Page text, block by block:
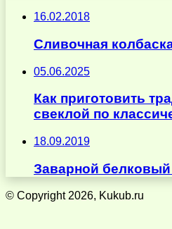
16.02.2018
Сливочная
05.06.2025
Как приготовить
свеклой по
18.09.2019
Заварной
© Copyright 2026, Kukub.ru